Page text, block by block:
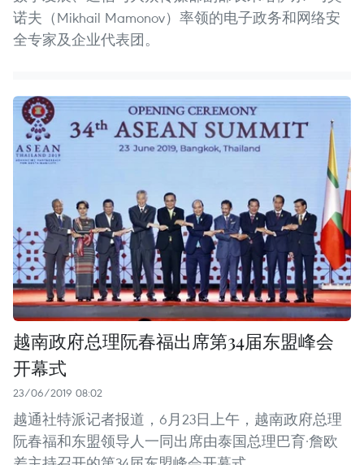
诺夫（Mikhail Mamonov）率领的电子政务和网络安
全专家及企业代表团。
越南政府总理阮春福出席第34届东盟峰会
开幕式
23/06/2019 08:02
越通社特派记者报道，6月23日上午，越南政府总理
阮春福和东盟领导人一同出席由泰国总理巴育·詹欧